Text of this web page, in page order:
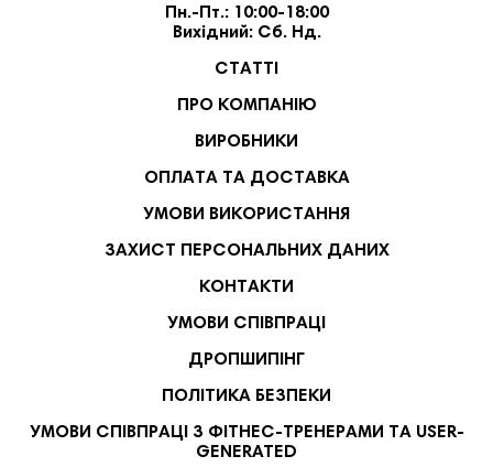
Пн.-Пт.: 10:00-18:00
Вихідний: Сб. Нд.
СТАТТІ
ПРО КОМПАНІЮ
ВИРОБНИКИ
ОПЛАТА ТА ДОСТАВКА
УМОВИ ВИКОРИСТАННЯ
ЗАХИСТ ПЕРСОНАЛЬНИХ ДАНИХ
КОНТАКТИ
УМОВИ СПІВПРАЦІ
ДРОПШИПІНГ
ПОЛІТИКА БЕЗПЕКИ
УМОВИ СПІВПРАЦІ З ФІТНЕС-ТРЕНЕРАМИ ТА USER-
GENERATED